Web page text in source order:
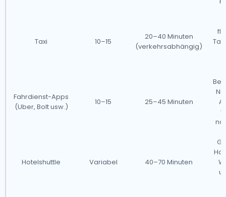
Taxi 10–15
20–40 Minuten
(verkehrsabhängig)
Fahrdienst-Apps
(Uber, Bolt usw.)
10–15 25–45 Minuten
Hotelshuttle Variabel 40–70 Minuten